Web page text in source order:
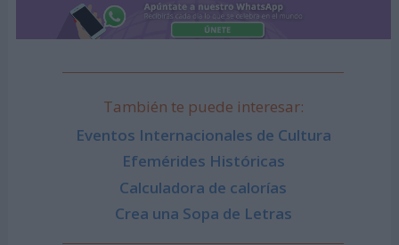
También te puede interesar:
Eventos Internacionales de Cultura
Efemérides Históricas
Calculadora de calorías
Crea una Sopa de Letras